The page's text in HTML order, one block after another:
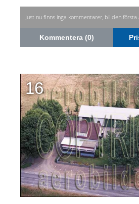
Just nu finns inga kommentarer, bli den
Kommentera (0)
16